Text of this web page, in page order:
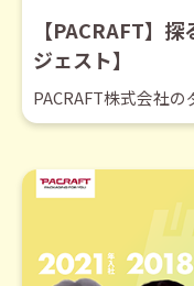
【PACRAFT】
ジェスト】
PACRAFT株式会社の